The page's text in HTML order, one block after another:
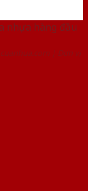
nhựa hàng đầu
| Đơn vị